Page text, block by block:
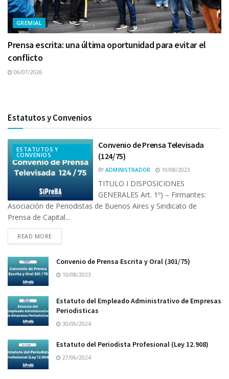
GREMIAL
Prensa escrita: una última oportunidad para evitar el
conflicto
06/07/2026
Estatutos y Convenios
ESTATUTOS Y
CONVENIOS
Convenio de Prensa Televisada
(124/75)
BY ADMINISTRADOR 10/08/2023
TITULO I DISPOSICIONES
GENERALES Art. 1º) – Firmantes:
Asociación de Periodistas de Buenos Aires y Sindicato de
Prensa de Capital...
READ MORE
Convenio de Prensa Escrita y Oral (301/75)
10/08/2023
Estatuto del Empleado Administrativo de Empresas
Periodisticas
30/06/2024
Estatuto del Periodista Profesional (Ley 12.908)
27/06/2024